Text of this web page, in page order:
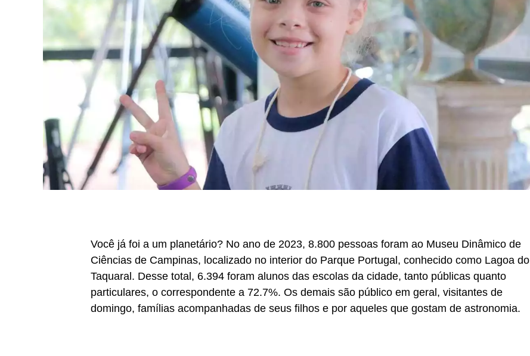
Você já foi a um planetário? No ano de 2023, 8.800 pessoas foram ao Museu Dinâmico de
Ciências de Campinas, localizado no interior do Parque Portugal, conhecido como Lagoa do
Taquaral. Desse total, 6.394 foram alunos das escolas da cidade, tanto públicas quanto
particulares, o correspondente a 72.7%. Os demais são público em geral, visitantes de
domingo, famílias acompanhadas de seus filhos e por aqueles que gostam de astronomia.